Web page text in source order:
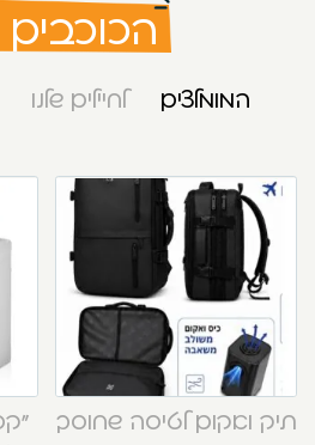
הכוכבים
המומלצים לחיילים שלנו
תיק ואקום לטיסה שחוסך